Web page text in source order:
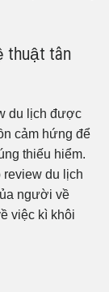
thuật tân
du lịch được
cảm hứng để
thiếu hiểm.
du lịch
người về
việc kì khôi